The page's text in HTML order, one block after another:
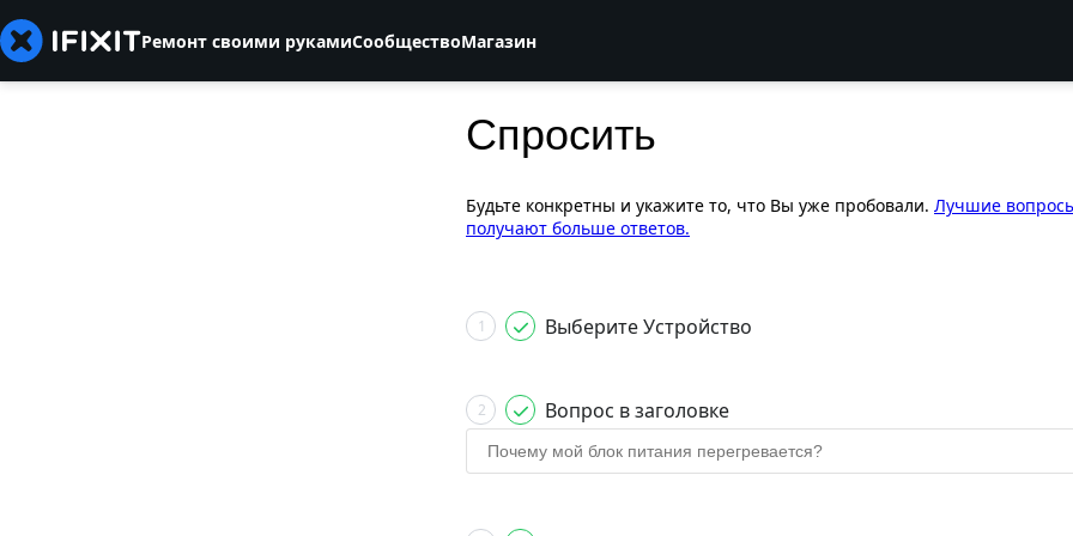
Ремонт своими рукамиСообществоМагазин
Спросить
Будьте конкретны и укажите то, что Вы уже пробовали. Лучшие
получают больше ответов.
1 Выберите Устройство
2 Вопрос в заголовке